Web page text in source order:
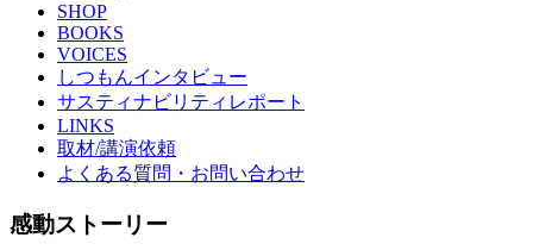
SHOP
BOOKS
VOICES
しつもんインタビュー
サスティナビリティレポート
LINKS
取材/講演依頼
よくある質問・お問い合わせ
感動ストーリー